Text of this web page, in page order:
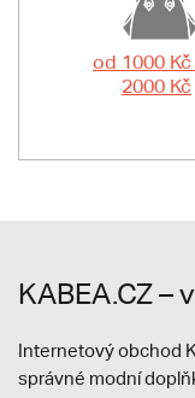
od 1000
2000 Kč
KABEA.CZ –
Internetový obchod
správné modní